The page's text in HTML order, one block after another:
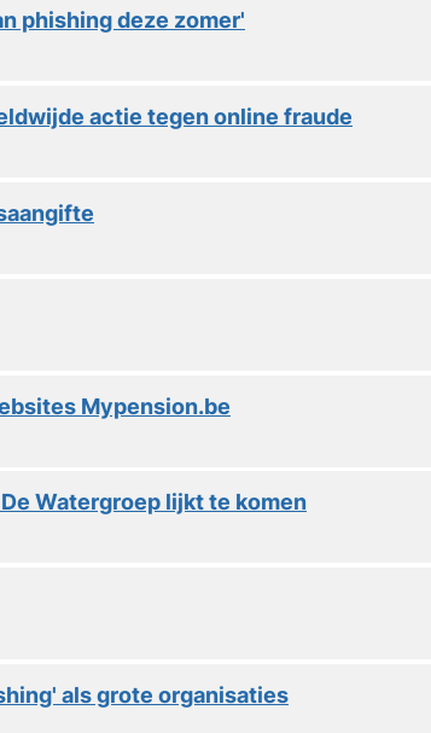
phishing deze zomer'
actie tegen online fraude
Mypension.be
Watergroep lijkt te komen
als grote organisaties